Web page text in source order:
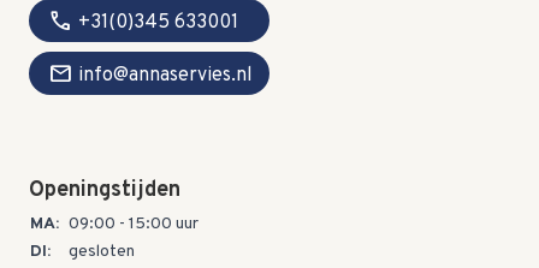
call +31(0)345 633001
mail info@annaservies.nl
Openingstijden
MA: 09:00 - 15:00 uur
DI:
gesloten